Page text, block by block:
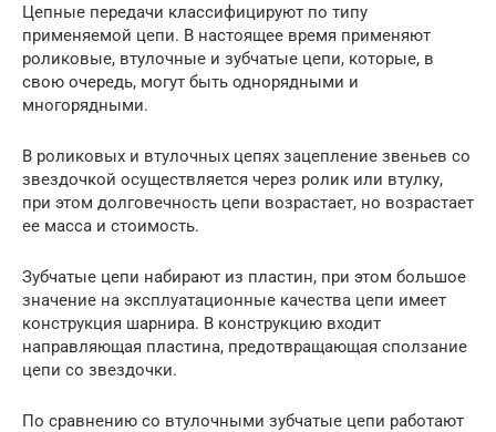
Цепные передачи классифицируют по типу
применяемой цепи. В настоящее время применяют
роликовые, втулочные и зубчатые цепи, которые, в
свою очередь, могут быть однорядными и
многорядными.
В роликовых и втулочных цепях зацепление звеньев со
звездочкой осуществляется через ролик или втулку,
при этом долговечность цепи возрастает, но возрастает
ее масса и стоимость.
Зубчатые цепи набирают из пластин, при этом большое
значение на эксплуатационные качества цепи имеет
конструкция шарнира. В конструкцию входит
направляющая пластина, предотвращающая сползание
цепи со звездочки.
По сравнению со втулочными зубчатые цепи работают